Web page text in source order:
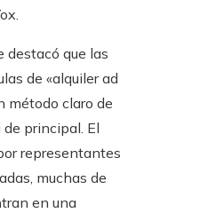
destacó que las
de «alquiler ad
método claro de
principal. El
representantes
muchas de
en una